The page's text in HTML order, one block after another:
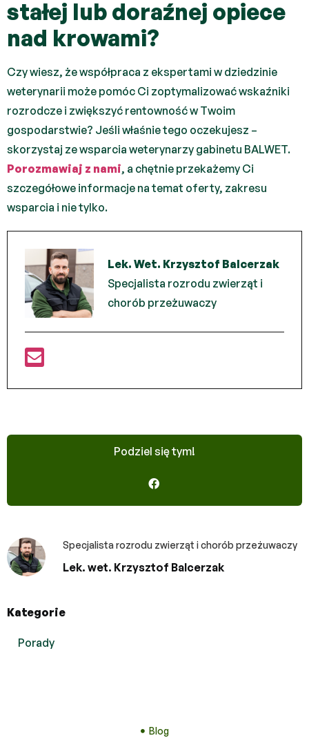
stałej lub doraźnej opiece
nad krowami?
Czy wiesz, że współpraca z ekspertami w dziedzinie
weterynarii może pomóc Ci zoptymalizować wskaźniki
rozrodcze i zwiększyć rentowność w Twoim
gospodarstwie? Jeśli właśnie tego oczekujesz –
skorzystaj ze wsparcia weterynarzy gabinetu BALWET.
Porozmawiaj z nami, a chętnie przekażemy Ci
szczegółowe informacje na temat oferty, zakresu
wsparcia i nie tylko.
Lek. Wet. Krzysztof Balcerzak
Specjalista rozrodu zwierząt i
chorób przeżuwaczy
Podziel się tym!
Lek. wet. Krzysztof Balcerzak
Specjalista rozrodu zwierząt i chorób przeżuwaczy
Kategorie
Porady
Blog